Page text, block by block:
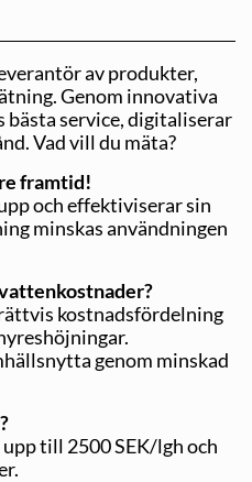
av produkter,
Genom innovativa
bästa service, digitaliserar
Vad vill du mäta?
framtid!
och effektiviserar sin
minskas användningen
kostnadsfördelning
genom minskad
till 2500 SEK/lgh och